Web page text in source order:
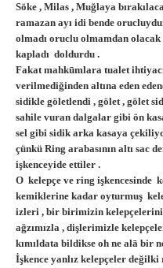
Söke , Milas , Muğlaya
ramazan ayı idi bende
olmadı oruclu olmamdan olacak
kapladı doldurdu .
Fakat mahkūmlara tualet
verilmediğinden altına eden
sidikle göletlendi , gölet , gölet
sahile vuran dalgalar gibi ön
sel gibi sidik arka kasaya
çünkü Ring arabasının altı sac
işkenceyide ettiler .
O kelepçe ve ring işkencesinde
kemiklerine kadar oyturmuş
izleri , bir birimizin kelepçelerini
ağzımızla , dişlerimizle
kımıldata bildikse oh ne alā bir
İşkence yanlız kelepçeler